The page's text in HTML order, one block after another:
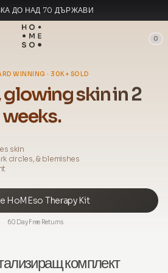
ДО НАД 70 ДЪРЖАВИ
В ИТАЛИЯ
0
WINNING · 30K+ SOLD
glowing skin in 2
weeks.
skin
circles, & blemishes
HoMEso Therapy Kit
60 Day Free Returns
комплект